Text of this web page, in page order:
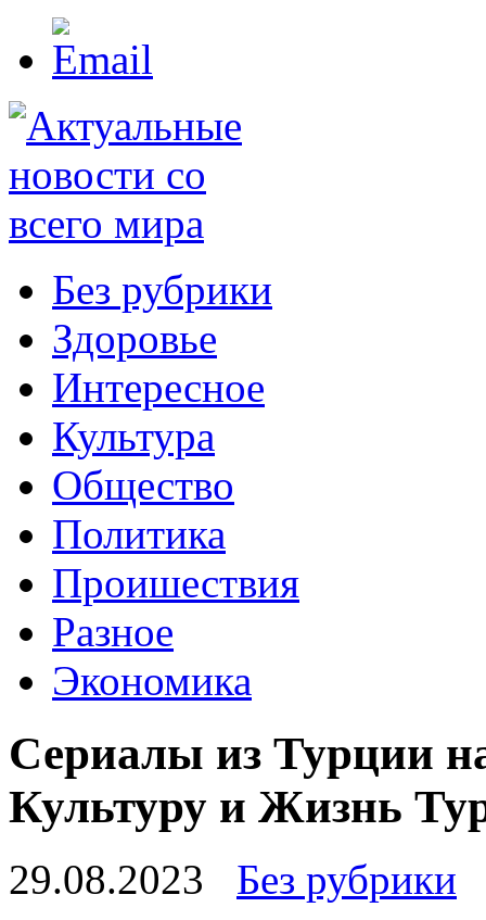
Без рубрики
Здоровье
Интересное
Культура
Общество
Политика
Проишествия
Разное
Экономика
Сериалы из Турции
Культуру и Жизнь
29.08.2023
Без рубрики